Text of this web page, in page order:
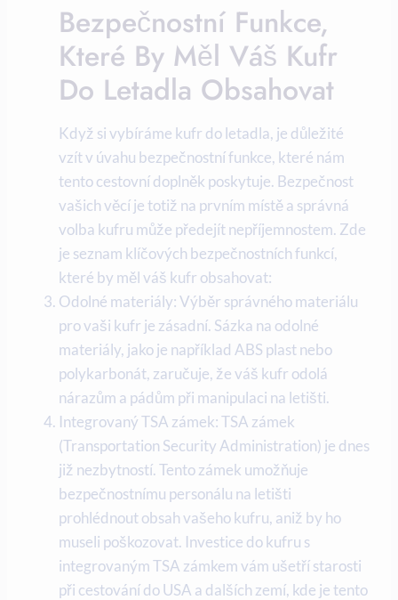
Bezpečnostní Funkce,
Které By Měl Váš Kufr
Do Letadla Obsahovat
Když si vybíráme kufr do letadla, je důležité
vzít v úvahu bezpečnostní funkce, které nám
tento cestovní doplněk poskytuje. Bezpečnost
vašich věcí je totiž na prvním místě a správná
volba kufru může předejít nepříjemnostem. Zde
je seznam klíčových bezpečnostních funkcí,
které by měl váš kufr obsahovat:
Odolné materiály: Výběr správného materiálu
pro vaši kufr je zásadní. Sázka na odolné
materiály, jako je například ABS plast nebo
polykarbonát, zaručuje, že váš kufr odolá
nárazům a pádům při manipulaci na letišti.
Integrovaný TSA zámek: TSA zámek
(Transportation Security Administration) je dnes
již nezbytností. Tento zámek umožňuje
bezpečnostnímu personálu na letišti
prohlédnout obsah vašeho kufru, aniž by ho
museli poškozovat. Investice do kufru s
integrovaným TSA zámkem vám ušetří starosti
při cestování do USA a dalších zemí, kde je tento